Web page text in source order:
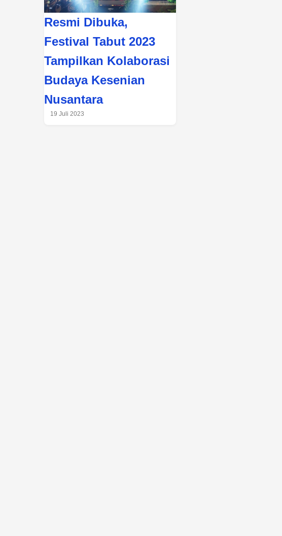
Resmi Dibuka,
Festival Tabut 2023
Tampilkan Kolaborasi
Budaya Kesenian
Nusantara
19 Juli 2023